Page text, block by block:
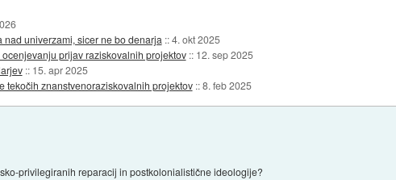
univerzami, sicer ne bo denarja ::4. okt 2025
prijav raziskovalnih projektov :: 12. sep 2025
:: 15. apr 2025
tekočih znanstvenoraziskovalnih projektov ::8. feb 2025
privilegiranih reparacij in postkolonialistične ideologije?